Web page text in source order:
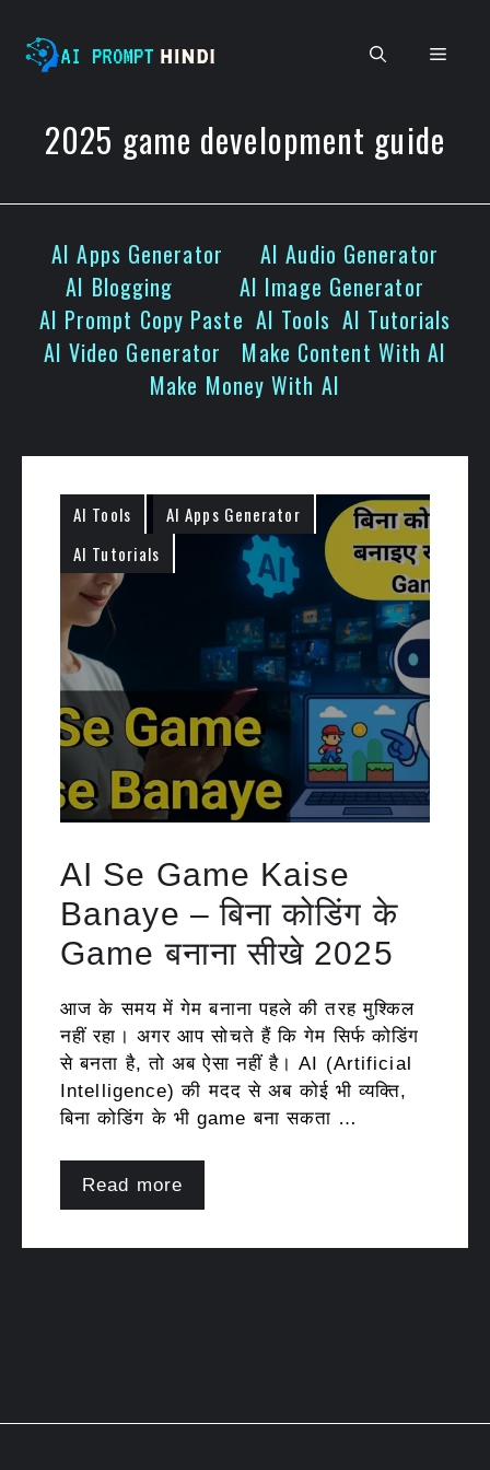
content
Menu
2025 game development guide
AI Apps Generator
AI Audio Generator
AI Blogging
AI Image Generator
AI Prompt Copy Paste AI Tools AI Tutorials
AI Video Generator
Make Content With AI
Make Money With AI
AI Tools
AI Apps Generator
AI Tutorials
AI Se Game Kaise
Banaye – बिना कोडिंग के
Game बनाना सीखे 2025
आज के समय में गेम बनाना पहले की तरह मुश्किल
नहीं रहा। अगर आप सोचते हैं कि गेम सिर्फ कोडिंग
से बनता है, तो अब ऐसा नहीं है। AI (Artificial
Intelligence) की मदद से अब कोई भी व्यक्ति,
बिना कोडिंग के भी game बना सकता …
Read more